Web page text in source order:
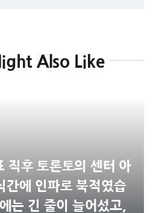
Also Like
직후 토론토의 센터 아
간에 인파로 북적였습
는 긴 줄이 늘어섰고,